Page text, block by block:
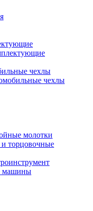
чехлы
чехлы
молотки
торцовочные
машины